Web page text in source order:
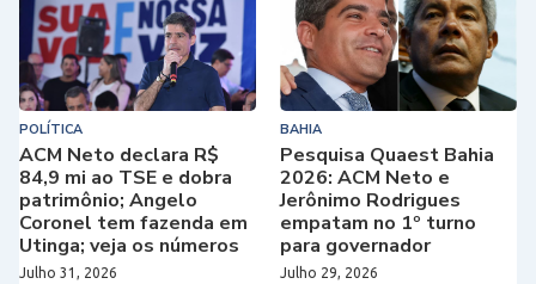
POLÍTICA
ACM Neto declara R$
84,9 mi ao TSE e dobra
patrimônio; Angelo
Coronel tem fazenda em
Utinga; veja os números
Julho 31, 2026
BAHIA
Pesquisa Quaest Bahia
2026: ACM Neto e
Jerônimo Rodrigues
empatam no 1º turno
para governador
Julho 29, 2026